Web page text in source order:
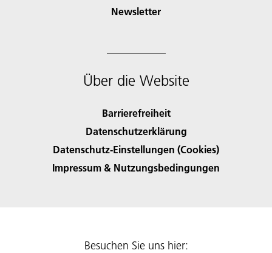
Newsletter
Über die Website
Barrierefreiheit
Datenschutzerklärung
Datenschutz-Einstellungen (Cookies)
Impressum & Nutzungsbedingungen
Besuchen Sie uns hier: